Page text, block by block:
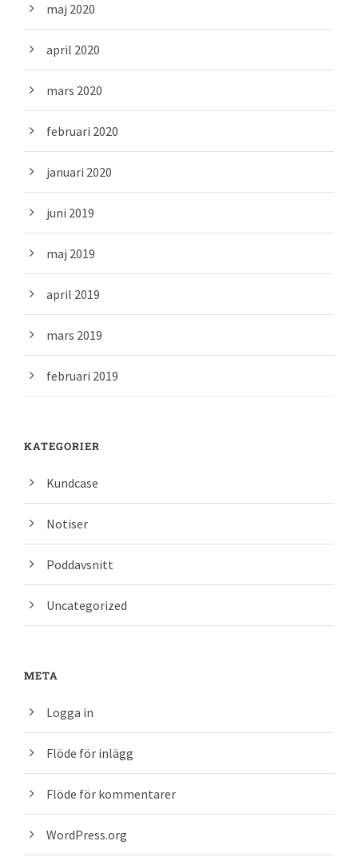
maj 2020
april 2020
mars 2020
februari 2020
januari 2020
juni 2019
maj 2019
april 2019
mars 2019
februari 2019
KATEGORIER
Kundcase
Notiser
Poddavsnitt
Uncategorized
META
Logga in
Flöde för inlägg
Flöde för kommentarer
WordPress.org